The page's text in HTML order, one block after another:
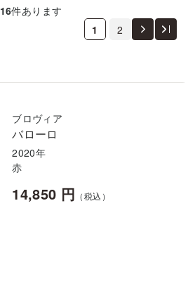
16件あります
1
2
ブロヴィア
バローロ
2020年
赤
14,850 円 （税込）